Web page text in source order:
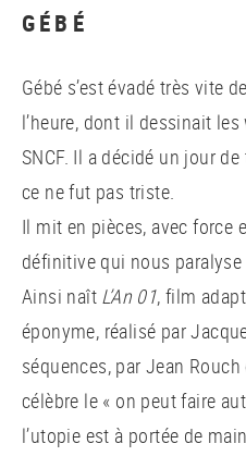
GÉBÉ
Gébé s’est évadé très vite
l’heure, dont il dessinait
SNCF. Il a décidé un jour
ce ne fut pas triste.
Il mit en pièces, avec force
définitive qui nous
Ainsi naît L’An 01, film
éponyme, réalisé par
séquences, par Jean
célèbre le « on peut faire
l’utopie est à portée de